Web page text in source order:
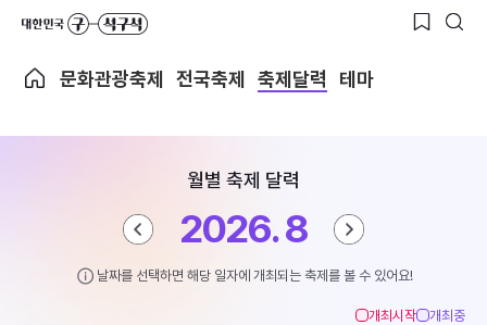
문화관광축제 전국축제 축제달력 테마
월별 축제 달력
2026. 8
날짜를 선택하면 해당 일자에 개최되는 축제를 볼 수 있어요!
개최시작 개최중